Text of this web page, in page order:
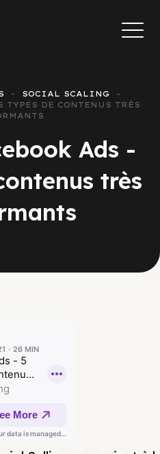
SOCIAL SCALING
TYPES DE CONTENUS TRÈS
Ads -
très